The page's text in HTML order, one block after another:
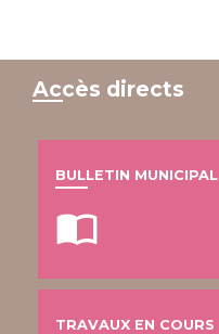
Accès directs
BULLETIN MUNICIPAL
import_contacts
TRAVAUX EN COURS